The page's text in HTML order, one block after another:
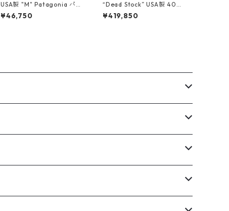
USA製 "M" Patagonia パタ
ゴニア シェルドシンチラジ
ャケット パープル グレー ブ
¥46,750
“Dead Stock” USA製 40年
代〜 "38" 生成りカバーオー
ル 4ボタン 3ポケットドーナ
¥419,850